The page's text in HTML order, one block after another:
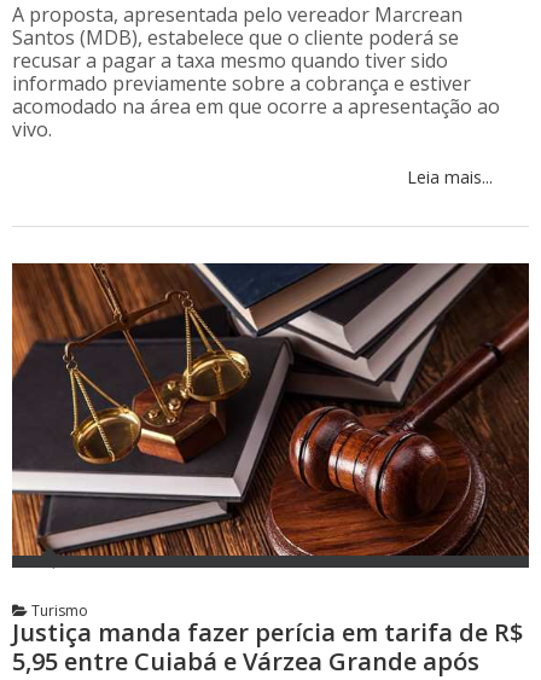
A proposta, apresentada pelo vereador Marcrean
Santos (MDB), estabelece que o cliente poderá se
recusar a pagar a taxa mesmo quando tiver sido
informado previamente sobre a cobrança e estiver
acomodado na área em que ocorre a apresentação ao
vivo.
Leia mais...
Turismo
Justiça manda fazer perícia em tarifa de R$
5,95 entre Cuiabá e Várzea Grande após